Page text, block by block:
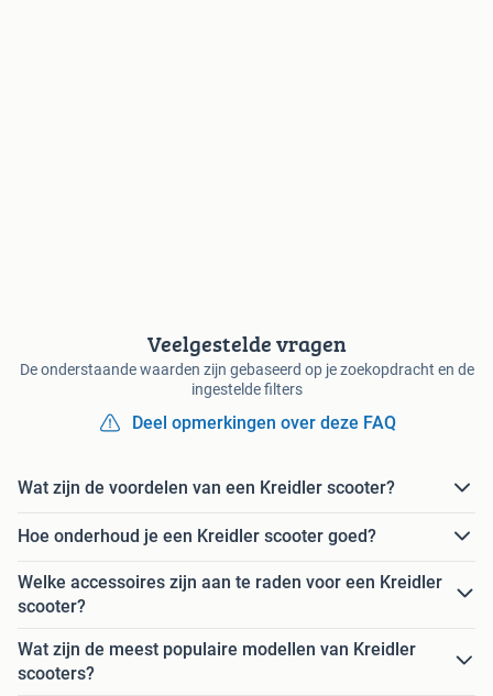
Veelgestelde vragen
De onderstaande waarden zijn gebaseerd op je zoekopdracht en de
ingestelde filters
Deel opmerkingen over deze FAQ
Wat zijn de voordelen van een Kreidler scooter?
Hoe onderhoud je een Kreidler scooter goed?
Welke accessoires zijn aan te raden voor een Kreidler
scooter?
Wat zijn de meest populaire modellen van Kreidler
scooters?